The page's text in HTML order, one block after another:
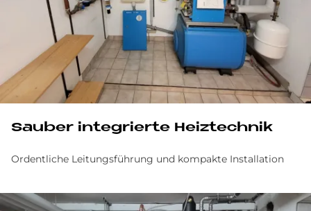
Sau­ber in­te­grier­te Heiz­tech­nik
Ordentliche Leitungsführung und kompakte Installation